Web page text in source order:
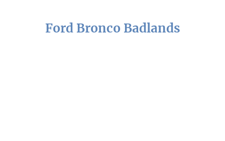
Ford Bronco Badlands